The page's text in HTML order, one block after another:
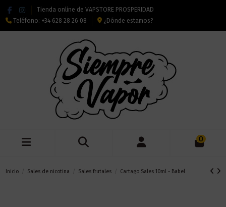
Tienda online de VAPSTORE PROSPERIDAD
Teléfono: +34 628 28 26 08 ¿Dónde estamos?
0
Inicio Sales de nicotina Sales frutales Cartago Sales 10ml - Babel